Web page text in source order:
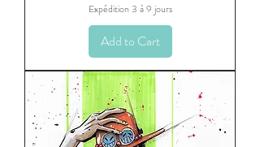
Expédition 3 à 9 jours
Add to Cart